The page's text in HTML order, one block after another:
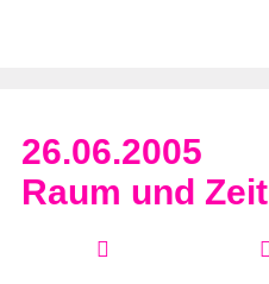
26.06.2005
Raum und Zeit